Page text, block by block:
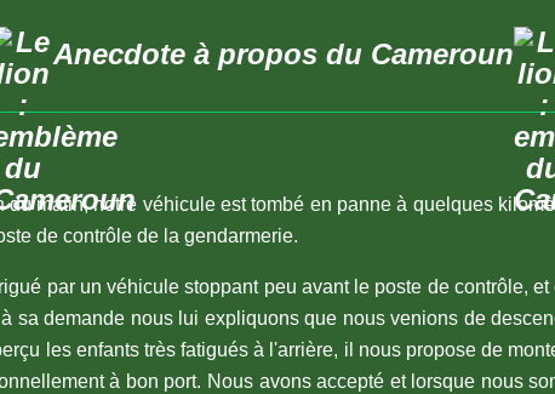
Anecdote à propos du Cameroun
du matin, notre véhicule est tombé en panne à quelques
de contrôle de la gendarmerie.
par un véhicule stoppant peu avant le poste de contrôle,
sa demande nous lui expliquons que nous venions de
les enfants très fatigués à l'arrière, il nous propose de
à bon port. Nous avons accepté et lorsque nous